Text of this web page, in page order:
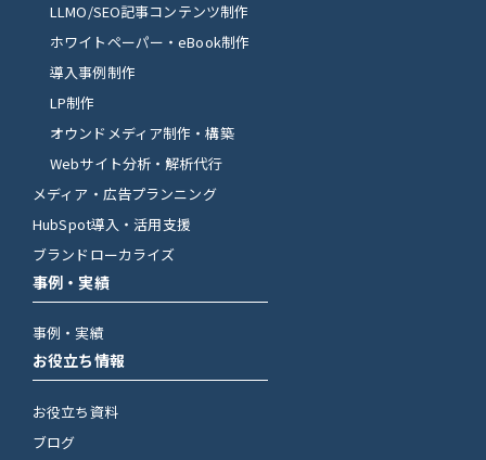
LLMO/SEO記事コンテンツ制作
ホワイトペーパー・eBook制作
導入事例制作
LP制作
オウンドメディア制作・構築
Webサイト分析・解析代行
メディア・広告プランニング
HubSpot導入・活用支援
ブランドローカライズ
事例・実績
事例・実績
お役立ち情報
お役立ち資料
ブログ